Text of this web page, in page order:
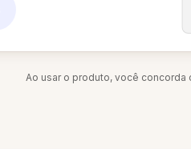
Ao usar o produto, você concorda